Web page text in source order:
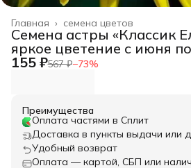
семена цветов
Главная ›
Семена астры «Классик
яркое цветение с июня
155 ₽567 ₽−73%
Преимущества
Оплата частями в Сплит
Доставка в пункты выдачи или
Удобный возврат
Оплата — картой, СБП или